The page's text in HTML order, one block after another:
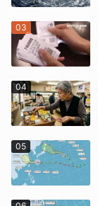
03
04
05